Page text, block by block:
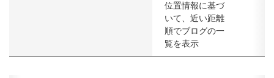
位置情報に基づ
いて、近い距離
順でブログの一
覧を表示